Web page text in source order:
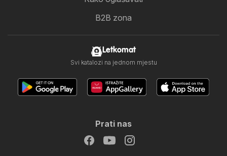
B2B zona
Letkomat
Svi katalozi na jednom mjestu
Prati nas